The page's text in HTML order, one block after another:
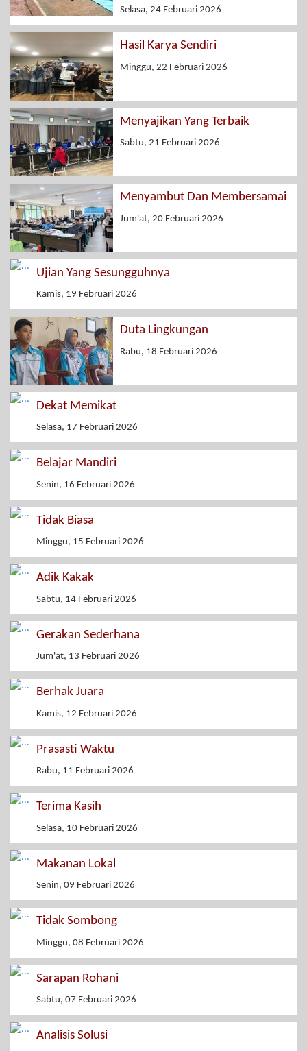
Selasa, 24 Februari 2026
Hasil Karya Sendiri
Minggu, 22 Februari 2026
Menyajikan Yang Terbaik
Sabtu, 21 Februari 2026
Menyambut Dan Membersamai
Jum'at, 20 Februari 2026
Ujian Yang Sesungguhnya
Kamis, 19 Februari 2026
Duta Lingkungan
Rabu, 18 Februari 2026
Dekat Memikat
Selasa, 17 Februari 2026
Belajar Mandiri
Senin, 16 Februari 2026
Tidak Biasa
Minggu, 15 Februari 2026
Adik Kakak
Sabtu, 14 Februari 2026
Gerakan Sederhana
Jum'at, 13 Februari 2026
Berhak Juara
Kamis, 12 Februari 2026
Prasasti Waktu
Rabu, 11 Februari 2026
Terima Kasih
Selasa, 10 Februari 2026
Makanan Lokal
Senin, 09 Februari 2026
Tidak Sombong
Minggu, 08 Februari 2026
Sarapan Rohani
Sabtu, 07 Februari 2026
Analisis Solusi